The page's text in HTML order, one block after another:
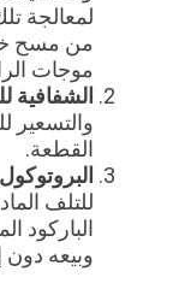
لمعالجة
من مسح
موجات
الشفافية
والتسعير
القطعة.
للتلف
الباركود
وبيعه